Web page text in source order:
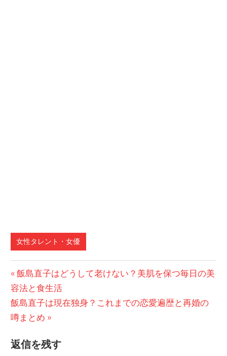
女性タレント・女優
投
稿
ナ
ビ
前
の
記
事:
飯島直子はどうして老けない？美肌を保つ毎日の美
容法と食生活
次
の
事:
飯島直子は現在独身？これまでの恋愛遍歴と再婚の
噂まとめ
返信を残す